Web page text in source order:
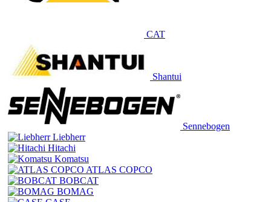
CAT
Shantui
Sennebogen
Liebherr
Hitachi
Komatsu
ATLAS COPCO
BOBCAT
BOMAG